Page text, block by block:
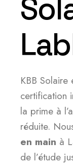
KBB Solaire
certification
la prime à
réduite.
en main à
de l’étude